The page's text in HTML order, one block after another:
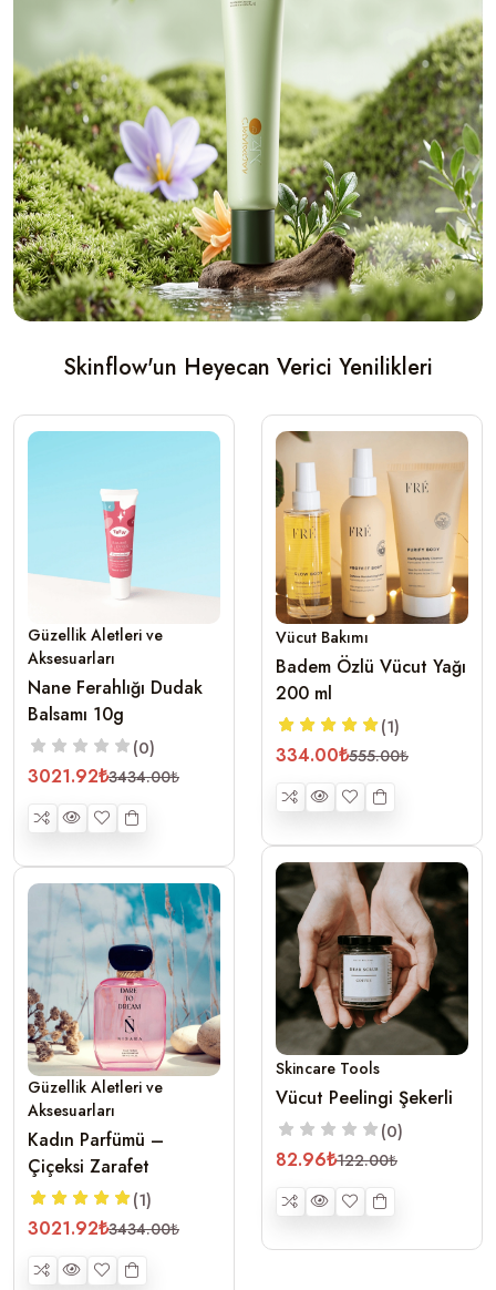
Skinflow'un Heyecan Verici Yenilikleri
Güzellik Aletleri ve
Aksesuarları
Nane Ferahlığı Dudak
Balsamı 10g
(0)
3021.92₺3434.00₺
Güzellik Aletleri ve
Aksesuarları
Kadın Parfümü –
Çiçeksi Zarafet
(1)
3021.92₺3434.00₺
Vücut Bakımı
Badem Özlü Vücut Yağı
200 ml
(1)
334.00₺555.00₺
Skincare Tools
Vücut Peelingi Şekerli
(0)
82.96₺122.00₺